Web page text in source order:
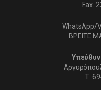
Fax.
WhatsApp/
ΒΡΕΙΤΕ
Τ.